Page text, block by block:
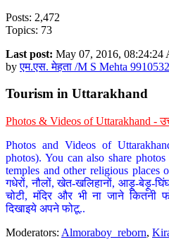
Posts: 2,472
Topics: 73
Last post: May 07, 2016, 08:24:24
byएम.एस. मेहता /M S Mehta
Tourism in Uttarakhand
Photos & Videos of Uttarakhand -
Photos and Videos of
photos). You can also share
temples and other religious places
गधेरों, नौलों, खेत-खलिहानों, आड़ू-बेड़ू-
चोटी, मंदिर और भी ना जाने
दिखाइये अपने फोटू..
Moderators: Almoraboy_reborn,